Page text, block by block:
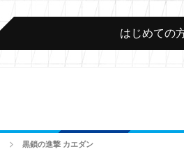
はじめての
黒鎖の進撃 カエダン